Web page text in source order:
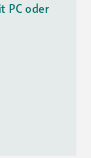
PC oder